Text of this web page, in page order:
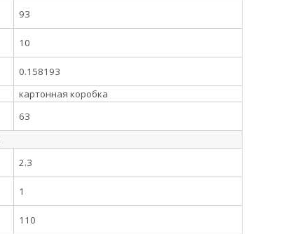
93
10
0.158193
картонная коробка
63
2.3
1
110